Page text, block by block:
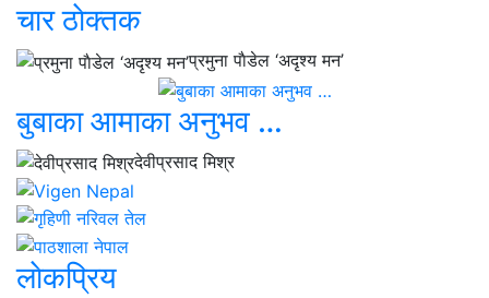
चार ठाेक्तक
प्रमुना पाैडेल ‘अदृश्य मन’
बुबाका आमाका अनुभव …
देवीप्रसाद मिश्र
लाेकप्रिय